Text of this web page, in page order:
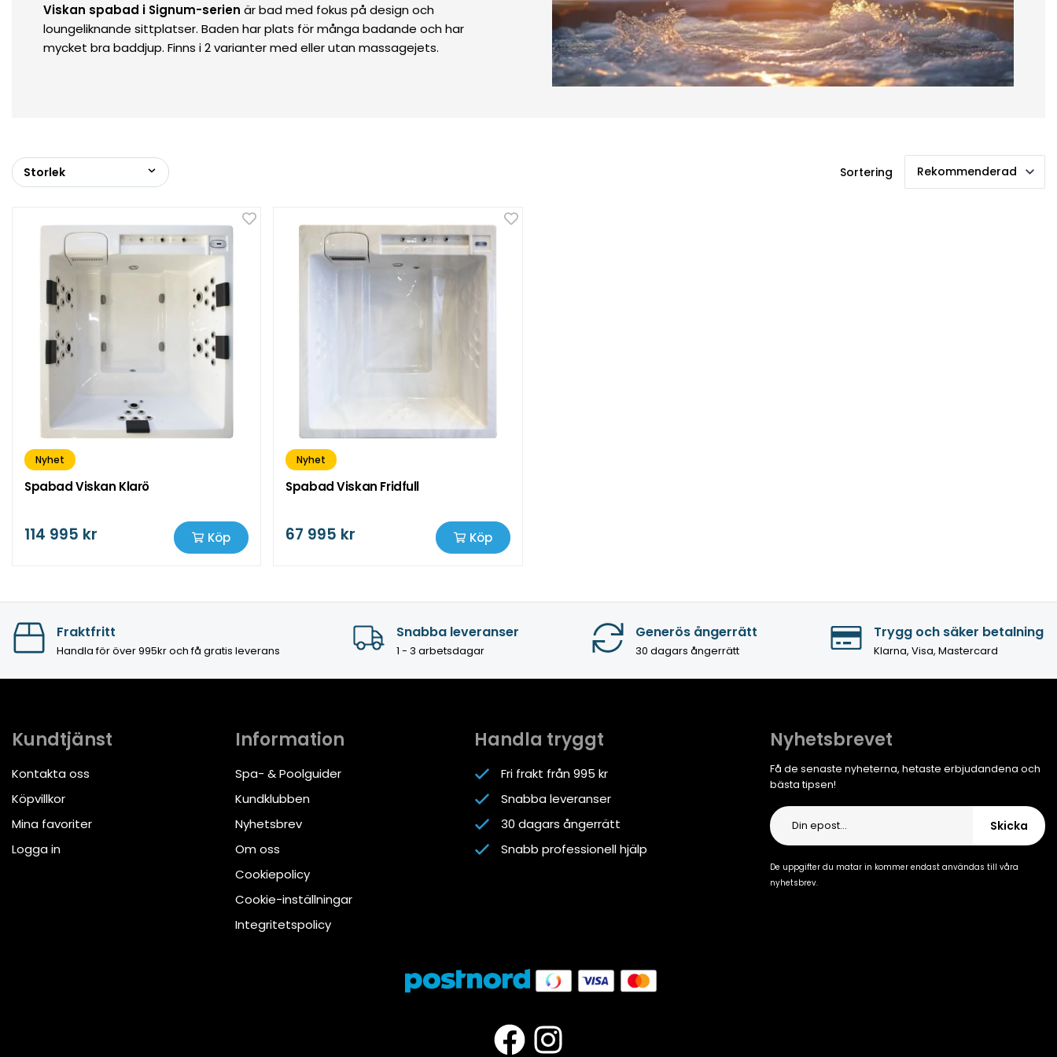
Viskan spabad i Signum-serien är bad med fokus på design och
loungeliknande sittplatser. Baden har plats för många badande och har
mycket bra baddjup. Finns i 2 varianter med eller utan massagejets.
Storlek Sortering
Nyhet
Spabad Viskan Klarö
114 995 kr Köp
Nyhet
Spabad Viskan Fridfull
67 995 kr Köp
Fraktfritt
Handla för över 995kr och få gratis leverans
Snabba leveranser
1 - 3 arbetsdagar
Generös ångerrätt
30 dagars ångerrätt
Trygg och säker betalning
Klarna, Visa, Mastercard
Kundtjänst
Kontakta oss
Köpvillkor
Mina favoriter
Logga in
Information
Spa- & Poolguider
Kundklubben
Nyhetsbrev
Om oss
Cookiepolicy
Cookie-inställningar
Integritetspolicy
Handla tryggt
Fri frakt från 995 kr
Snabba leveranser
30 dagars ångerrätt
Snabb professionell hjälp
Nyhetsbrevet
Få de senaste nyheterna, hetaste erbjudandena och
bästa tipsen!
Skicka
De uppgifter du matar in kommer endast användas till våra
nyhetsbrev.